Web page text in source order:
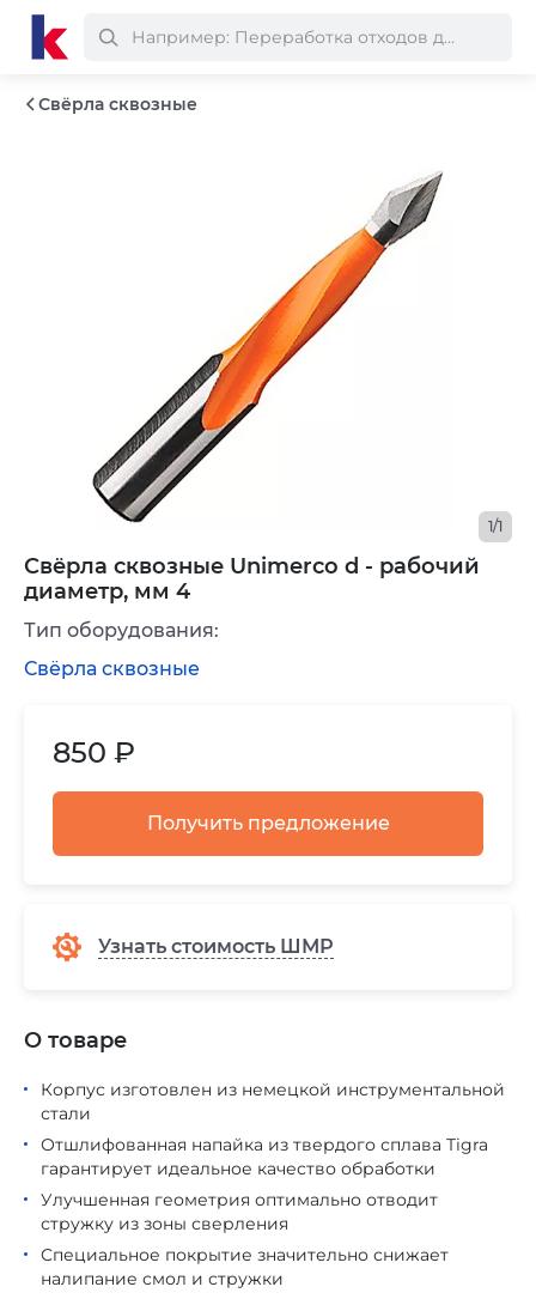
Свёрла сквозные
Свёрла сквозные Unimerco d - рабочий
диаметр, мм 4
1/1
850 ₽
Получить предложение
Узнать стоимость ШМР
Тип оборудования:
Свёрла сквозные
Корпус изготовлен из немецкой инструментальной
стали
Отшлифованная напайка из твердого сплава Tigra
гарантирует идеальное качество обработки
Улучшенная геометрия оптимально отводит
стружку из зоны сверления
Специальное покрытие значительно снижает
налипание смол и стружки
О товаре